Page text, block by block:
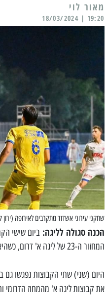
מאור לוי
19:20 | 18/03/2024
שחקני עירוני אשדוד מתקרבים לאירופה (ירון
הכנה סגולה לליגה:ביום שישי
המחזור ה-23 של ליגה א' דרום, כשהיא תנסה להתקרב עוד צעד אל עבר הצמרת, שם נמצאים הסגולים.
היום (שני) שתי הקבוצות נפגשו
את קבוצות ליגה א' מהמחוז הדרומי